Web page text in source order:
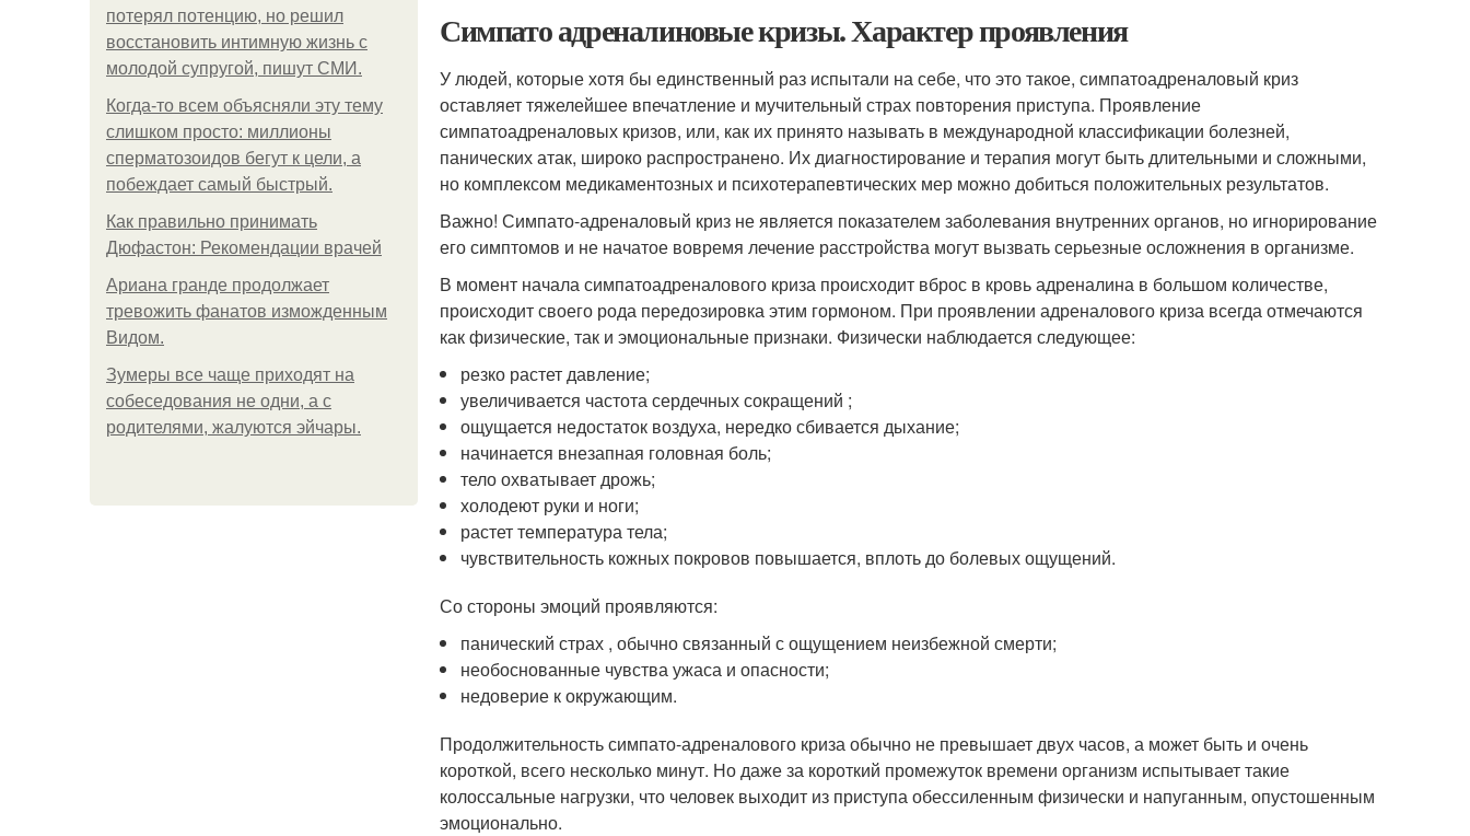
потерял потенцию, но решил
восстановить интимную жизнь с
молодой супругой, пишут СМИ.
Когда-то всем объясняли эту тему
слишком просто: миллионы
сперматозоидов бегут к цели, а
побеждает самый быстрый.
Как правильно принимать
Дюфастон: Рекомендации врачей
Ариана гранде продолжает
тревожить фанатов изможденным
Видом.
Зумеры все чаще приходят на
собеседования не одни, а с
родителями, жалуются эйчары.
Симпато адреналиновые кризы. Характер проявления
У людей, которые хотя бы единственный раз испытали на себе, что это такое, симпатоадреналовый криз
оставляет тяжелейшее впечатление и мучительный страх повторения приступа. Проявление
симпатоадреналовых кризов, или, как их принято называть в международной классификации болезней,
панических атак, широко распространено. Их диагностирование и терапия могут быть длительными и сложными,
но комплексом медикаментозных и психотерапевтических мер можно добиться положительных результатов.
Важно! Симпато-адреналовый криз не является показателем заболевания внутренних органов, но игнорирование
его симптомов и не начатое вовремя лечение расстройства могут вызвать серьезные осложнения в организме.
В момент начала симпатоадреналового криза происходит вброс в кровь адреналина в большом количестве,
происходит своего рода передозировка этим гормоном. При проявлении адреналового криза всегда отмечаются
как физические, так и эмоциональные признаки. Физически наблюдается следующее:
резко растет давление;
увеличивается частота сердечных сокращений ;
ощущается недостаток воздуха, нередко сбивается дыхание;
начинается внезапная головная боль;
тело охватывает дрожь;
холодеют руки и ноги;
растет температура тела;
чувствительность кожных покровов повышается, вплоть до болевых ощущений.
Со стороны эмоций проявляются:
панический страх , обычно связанный с ощущением неизбежной смерти;
необоснованные чувства ужаса и опасности;
недоверие к окружающим.
Продолжительность симпато-адреналового криза обычно не превышает двух часов, а может быть и очень
короткой, всего несколько минут. Но даже за короткий промежуток времени организм испытывает такие
колоссальные нагрузки, что человек выходит из приступа обессиленным физически и напуганным, опустошенным
эмоционально.